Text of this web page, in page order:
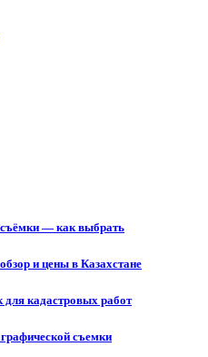
— как выбрать
и цены в Казахстане
кадастровых работ
съемки